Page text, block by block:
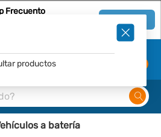
Frecuento
a batería
productos